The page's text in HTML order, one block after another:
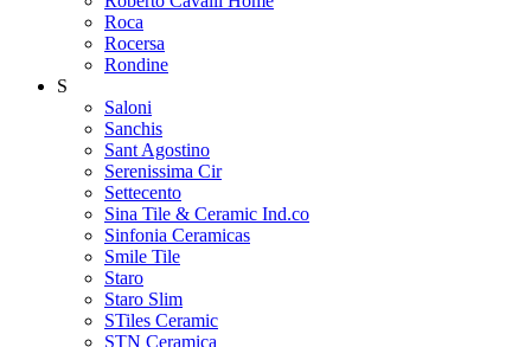
Roca
Rocersa
Rondine
S
Saloni
Sanchis
Sant Agostino
Serenissima Cir
Settecento
Sina Tile & Ceramic Ind.co
Sinfonia Ceramicas
Smile Tile
Staro
Staro Slim
STiles Ceramic
STN Ceramica